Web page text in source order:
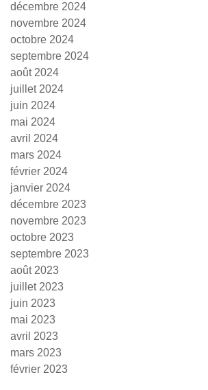
décembre 2024
novembre 2024
octobre 2024
septembre 2024
août 2024
juillet 2024
juin 2024
mai 2024
avril 2024
mars 2024
février 2024
janvier 2024
décembre 2023
novembre 2023
octobre 2023
septembre 2023
août 2023
juillet 2023
juin 2023
mai 2023
avril 2023
mars 2023
février 2023